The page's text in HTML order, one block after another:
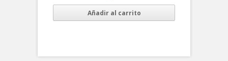
Añadir al carrito